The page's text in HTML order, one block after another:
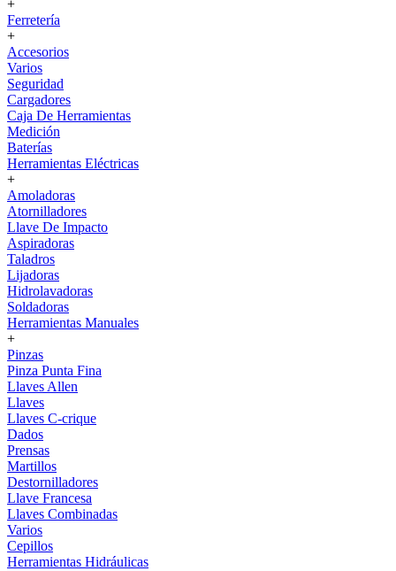
+
Ferretería
+
Accesorios
Varios
Seguridad
Cargadores
Caja De Herramientas
Medición
Baterías
Herramientas Eléctricas
+
Amoladoras
Atornilladores
Llave De Impacto
Aspiradoras
Taladros
Lijadoras
Hidrolavadoras
Soldadoras
Herramientas Manuales
+
Pinzas
Pinza Punta Fina
Llaves Allen
Llaves
Llaves C-crique
Dados
Prensas
Martillos
Destornilladores
Llave Francesa
Llaves Combinadas
Varios
Cepillos
Herramientas Hidráulicas